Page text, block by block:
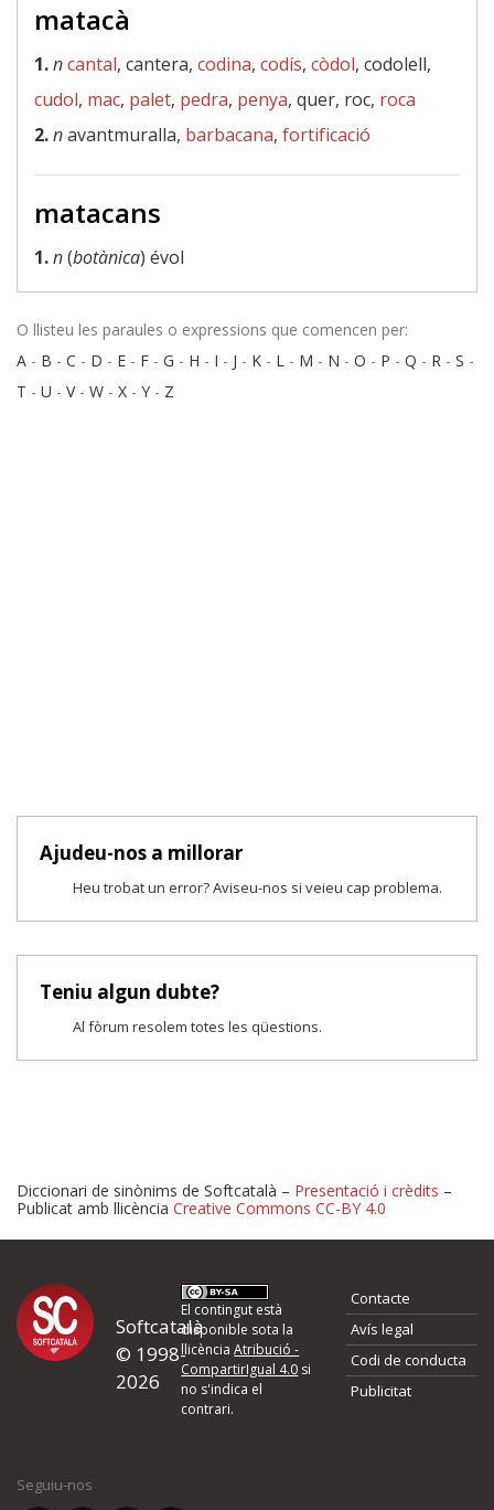
matacà
1.ncantal, cantera, codina, codís, còdol, codolell,
cudol, mac, palet, pedra, penya, quer, roc, roca
2.navantmuralla, barbacana, fortificació
matacans
1.n(botànica) évol
O llisteu les paraules o expressions que comencen per:
A - B - C - D - E - F - G - H - I - J - K - L - M - N - O - P - Q - R - S -
T - U - V- W - X - Y - Z
Ajudeu-nos a millorar
Heu trobat un error? Aviseu-nos si veieu cap problema.
Teniu algun dubte?
Al fòrum resolem totes les qüestions.
Proposeu-nos millores o
d'errors
Si heu trobat un error o voleu proposar alguna millora, ompliu els
quina és la millora que proposeu o l'error del qual voleu informar-
Diccionari de sinònims de Softcatalà – Presentació i crèdits –
Publicat amb llicència Creative Commons CC-BY 4.0
Softcatalà
© 1998-
2026
El contingut està
disponible sota la
llicènciaAtribució -
CompartirIgual 4.0 si
no s'indica el
contrari.
Contacte
Avís legal
Codi de conducta
Publicitat
Seguiu-nos